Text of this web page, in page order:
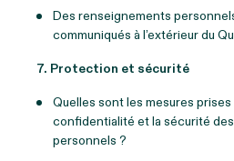
Des renseignements
communiqués à l’extérieur du
7. Protection et sécurité
Quelles sont les mesures prises
confidentialité et la sécurité
personnels ?